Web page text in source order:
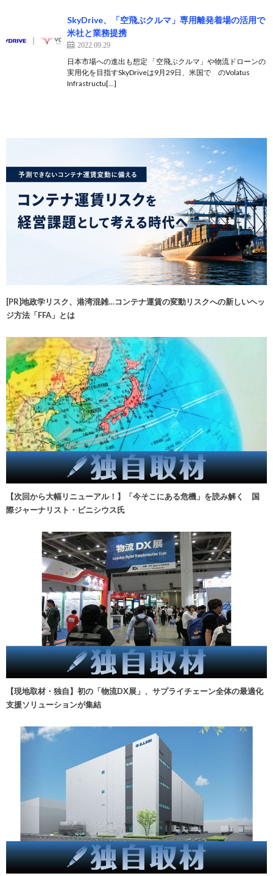
SkyDrive、「空飛ぶクルマ」専用離発着場の活用で
米社と業務提携
2022.09.29
日本市場への進出も想定 「空飛ぶクルマ」や物流ドローンの
実用化を目指すSkyDriveは9月29日、米国で のVolatus
Infrastructu[…]
[PR]地政学リスク、港湾混雑…コンテナ運賃の変動リスクへの新しいヘッ
ジ方法「FFA」とは
【次回から大幅リニューアル！】「今そこにある危機」を読み解く 国
際ジャーナリスト・ビニシウス氏
【現地取材・独自】初の「物流DX展」、サプライチェーン全体の最適化
支援ソリューションが集結